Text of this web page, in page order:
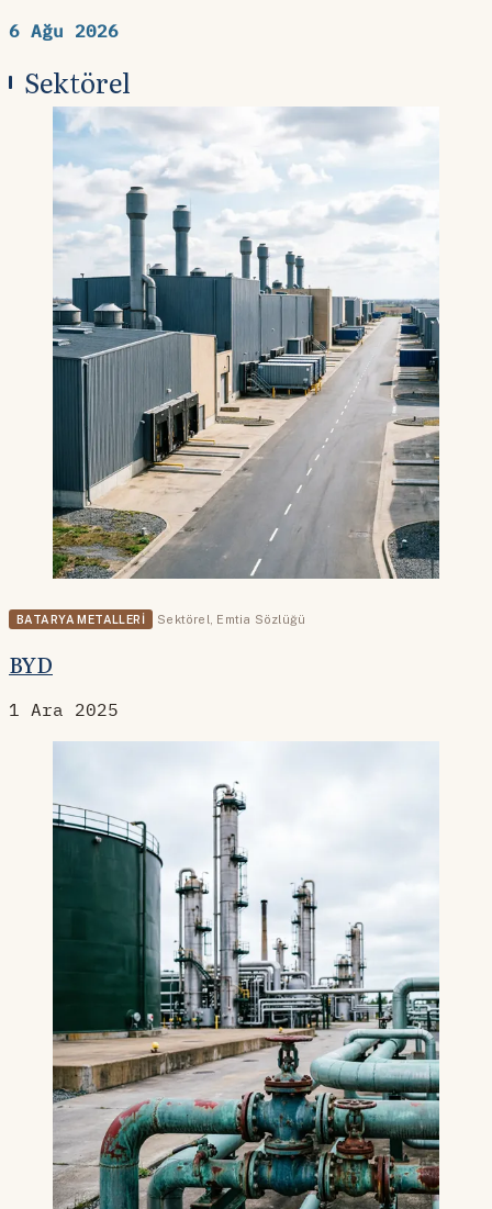
6 Ağu 2026
Sektörel
BATARYA METALLERI Sektörel Emtia Sözlüğü
BYD
1 Ara 2025